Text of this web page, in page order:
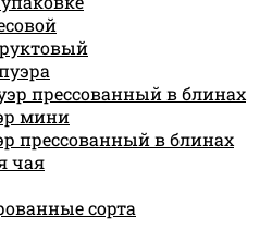
прессованный в блинах
мини
прессованный в блинах
чая
сорта